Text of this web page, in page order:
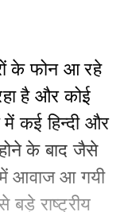
के फोन आ रहे
है और कोई
कई हिन्दी और
के बाद जैसे
आवाज आ गयी
राष्ट्रीय